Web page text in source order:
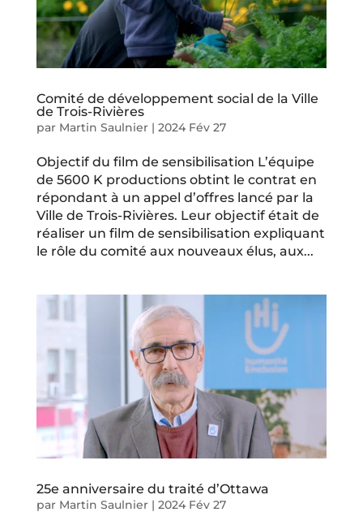
Comité de développement social de la Ville
de Trois-Rivières
par Martin Saulnier| 2024 Fév 27
Objectif du film de sensibilisation L’équipe
de 5600 K productions obtint le contrat en
répondant à un appel d’offres lancé par la
Ville de Trois-Rivières. Leur objectif était de
réaliser un film de sensibilisation expliquant
le rôle du comité aux nouveaux élus, aux...
25e anniversaire du traité d’Ottawa
par Martin Saulnier| 2024 Fév 27